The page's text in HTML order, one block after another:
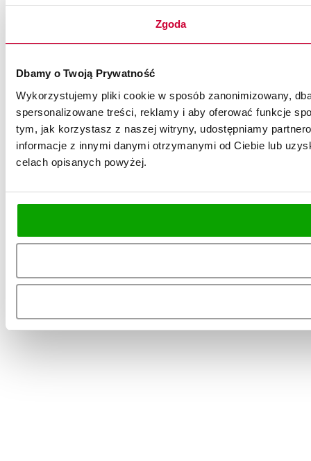
Zgoda
Dbamy o Twoją Prywatność
Wykorzystujemy pliki cookie w sposób zanonimizowany,
spersonalizowane treści, reklamy i aby oferować funkcje
tym, jak korzystasz z naszej witryny, udostępniamy
informacje z innymi danymi otrzymanymi od Ciebie lub
celach opisanych powyżej.